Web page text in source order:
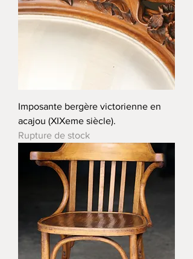
Imposante bergère victorienne en
acajou (XIXeme siècle).
Rupture de stock